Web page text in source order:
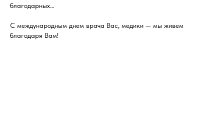
благодарных…
С международным днем врача Вас, медики — мы живем
благодаря Вам!